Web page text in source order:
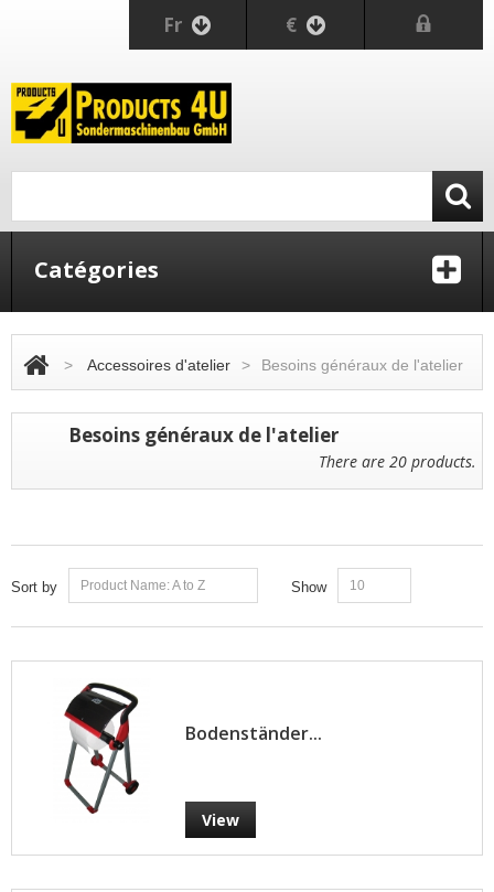
Fr €
Catégories
> Accessoires d'atelier > Besoins généraux de l'atelier
Besoins généraux de l'atelier
There are 20 products.
Sort by Product Name: A to Z Show 10
Bodenständer...
View